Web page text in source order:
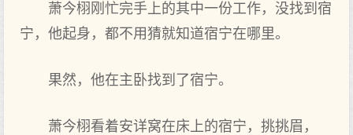
萧今栩刚忙完手上的其中一份工作‌，没找到宿
宁，他起身，都不用猜就知道宿宁在哪里。
果然，他在主卧找到了宿宁。
萧今栩看着安详窝在床上的宿宁，挑挑眉，